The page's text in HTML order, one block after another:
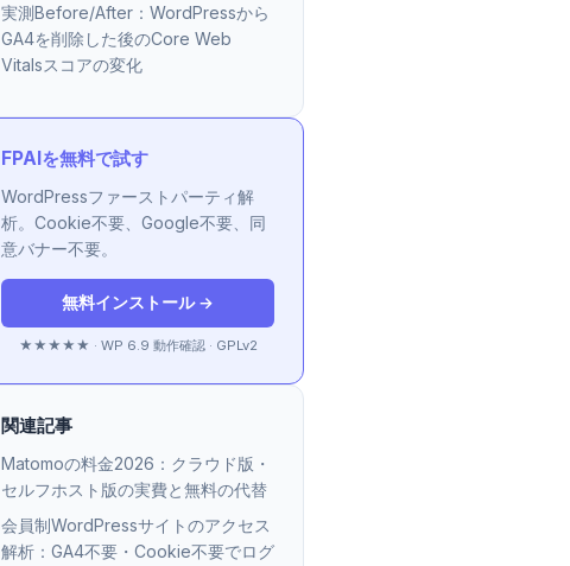
実測Before/After：WordPressから
GA4を削除した後のCore Web
Vitalsスコアの変化
FPAIを無料で試す
WordPressファーストパーティ解
析。Cookie不要、Google不要、同
意バナー不要。
無料インストール →
★★★★★ · WP 6.9 動作確認 · GPLv2
関連記事
Matomoの料金2026：クラウド版・
セルフホスト版の実費と無料の代替
会員制WordPressサイトのアクセス
解析：GA4不要・Cookie不要でログ